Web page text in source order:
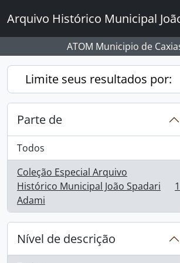
Arquivo Histórico Municipal
ATOM Municipio de
Limite seus resultados por:
Parte de
Todos
Coleção Especial Arquivo
Histórico Municipal João Spadari
Adami
, 1 resultados 1
Nível de descrição